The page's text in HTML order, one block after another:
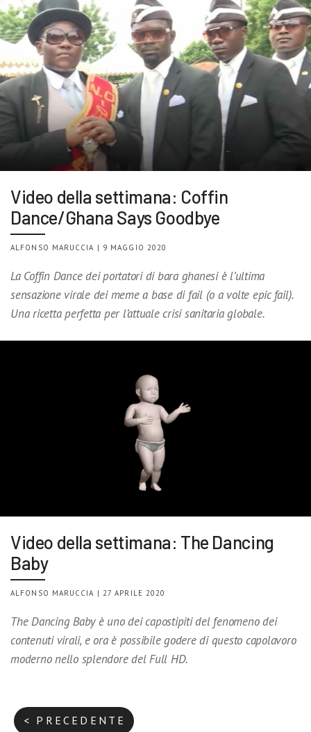
Video della settimana: Coffin
Dance/Ghana Says Goodbye
ALFONSO MARUCCIA | 9 MAGGIO 2020
La Coffin Dance dei portatori di bara ghanesi è l’ultima
sensazione virale dei meme a base di fail (o a volte epic fail).
Una ricetta perfetta per l’attuale crisi sanitaria globale.
Video della settimana: The Dancing
Baby
ALFONSO MARUCCIA | 27 APRILE 2020
The Dancing Baby è uno dei capostipiti del fenomeno dei
contenuti virali, e ora è possibile godere di questo capolavoro
moderno nello splendore del Full HD.
< PRECEDENTE